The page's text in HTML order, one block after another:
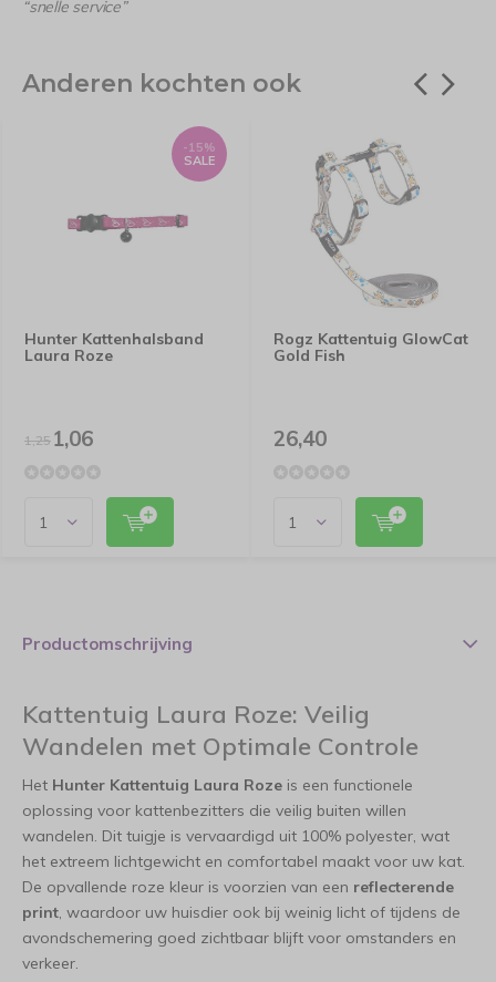
“snelle service”
Anderen kochten ook
Hunter Kattenhalsband
Laura Roze
-15%
SALE
1,251,06
Rogz Kattentuig GlowCat
Gold Fish
26,40
Productomschrijving
Kattentuig Laura Roze: Veilig
Wandelen met Optimale Controle
Het Hunter Kattentuig Laura Roze is een functionele
oplossing voor kattenbezitters die veilig buiten willen
wandelen. Dit tuigje is vervaardigd uit 100% polyester, wat
het extreem lichtgewicht en comfortabel maakt voor uw kat.
De opvallende roze kleur is voorzien van een reflecterende
print, waardoor uw huisdier ook bij weinig licht of tijdens de
avondschemering goed zichtbaar blijft voor omstanders en
verkeer.